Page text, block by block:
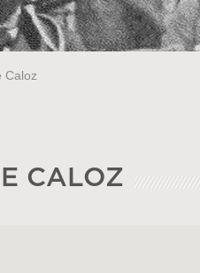
Caloz
CALOZ